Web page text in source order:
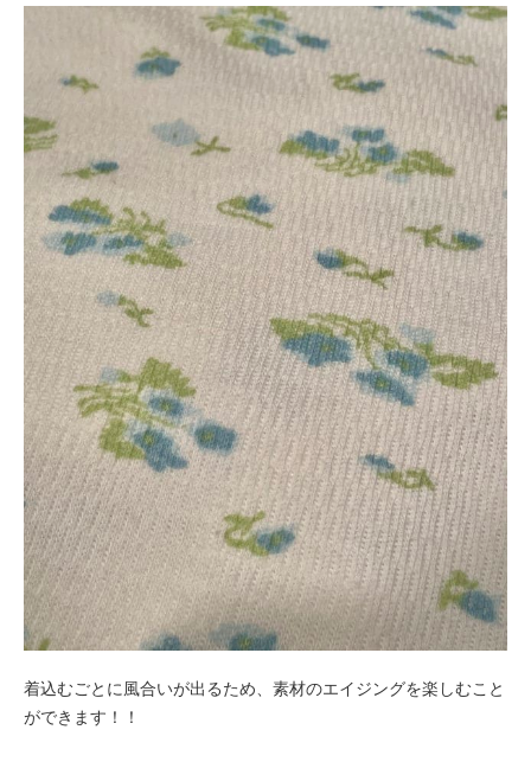
着込むごとに風合いが出るため、素材のエイジングを楽しむこと
ができます！！